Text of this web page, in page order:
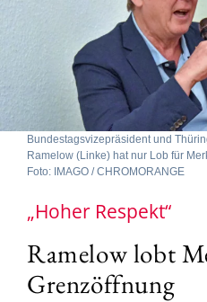
Bundestagsvizepräsident und
Ramelow (Linke) hat nur Lob für
Foto: IMAGO / CHROMORANGE
„Hoher Respekt“
Ramelow lobt
Grenzöffnung